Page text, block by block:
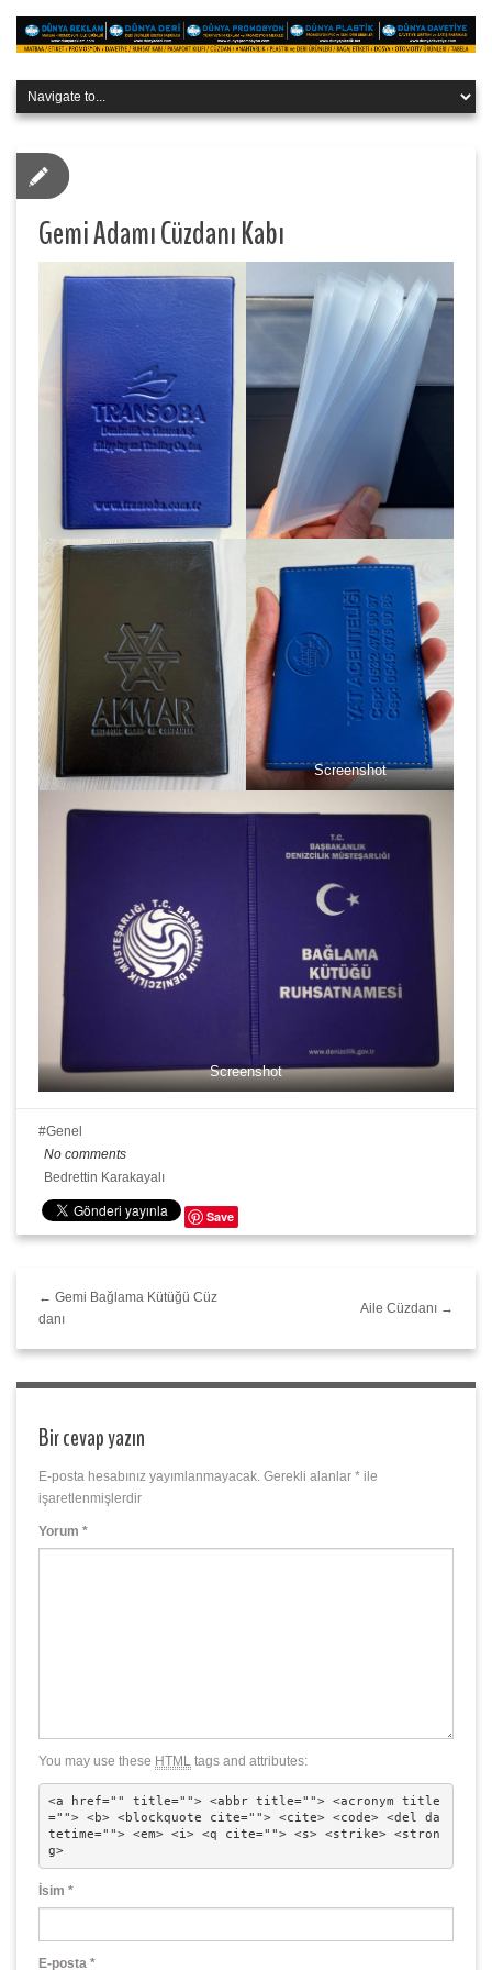
Gemi Adamı Cüzdanı Kabı
Screenshot
Screenshot
Genel
No comments
Bedrettin Karakayalı
Save
← Gemi Bağlama Kütüğü Cüz
danı
Aile Cüzdanı →
Bir cevap yazın
E-posta hesabınız yayımlanmayacak. Gerekli alanlar * ile
işaretlenmişlerdir
Yorum *
You may use these HTML tags and attributes:
<a href="" title=""> <abbr title=""> <acronym title
=""> <b> <blockquote cite=""> <cite> <code> <del da
tetime=""> <em> <i> <q cite=""> <s> <strike> <stron
g>
İsim *
E-posta *